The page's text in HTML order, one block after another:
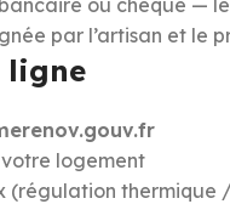
par l’artisan et le
ligne
logement
(régulation thermique